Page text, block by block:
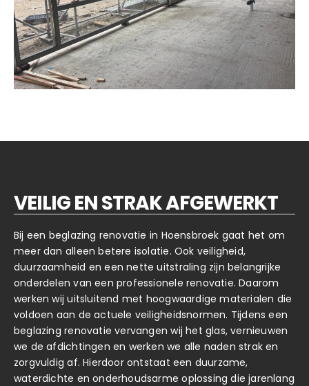
VEILIG EN STRAK AFGEWERKT
Bij een beglazing renovatie in Hoensbroek gaat het om
meer dan alleen betere isolatie. Ook veiligheid,
duurzaamheid en een nette uitstraling zijn belangrijke
onderdelen van een professionele renovatie. Daarom
werken wij uitsluitend met hoogwaardige materialen die
voldoen aan de actuele veiligheidsnormen. Tijdens een
beglazing renovatie vervangen wij het glas, vernieuwen
we de afdichtingen en werken we alle naden strak en
zorgvuldig af. Hierdoor ontstaat een duurzame,
waterdichte en onderhoudsarme oplossing die jarenlang